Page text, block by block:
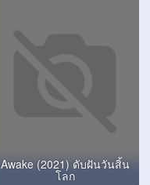
Awake (2021) ดับฝันวันสิ้น
โลก